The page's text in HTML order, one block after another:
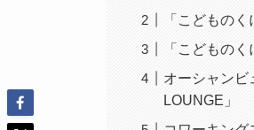
「こどもの
「こどもの
オーシャンビ
LOUNGE」